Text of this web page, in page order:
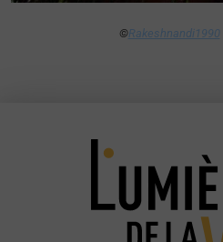
©Rakeshnandi1990